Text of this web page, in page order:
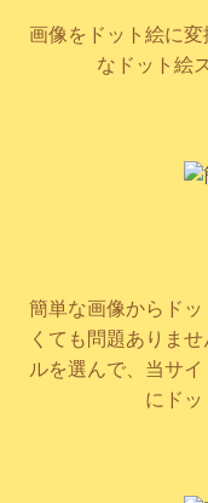
画像をドット絵に
なドット絵
簡単な画像からド
くても問題ありま
ルを選んで、当サ
にドッ